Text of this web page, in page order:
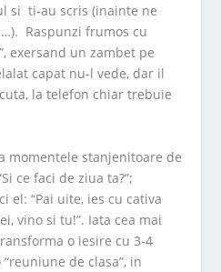
si ti-au scris (inainte ne
Raspunzi frumos cu
exersand un zambet pe
capat nu-l vede, dar il
la telefon chiar trebuie
momentele stanjenitoare de
ce faci de ziua ta?”;
el: “Pai uite, ies cu cativa
vino si tu!”. Iata cea mai
o iesire cu 3-4
de clasa”, in